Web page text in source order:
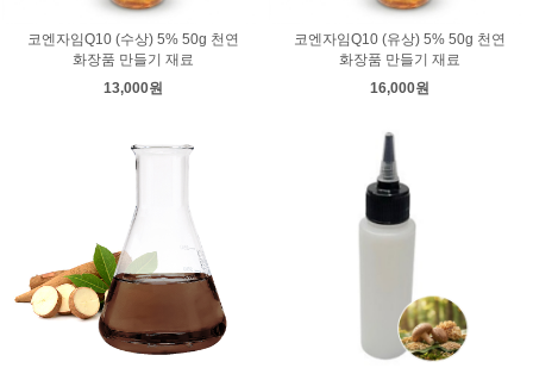
코엔자임Q10 (수상) 5% 50g 천연
화장품 만들기 재료
13,000원
코엔자임Q10 (유상) 5% 50g 천연
화장품 만들기 재료
16,000원